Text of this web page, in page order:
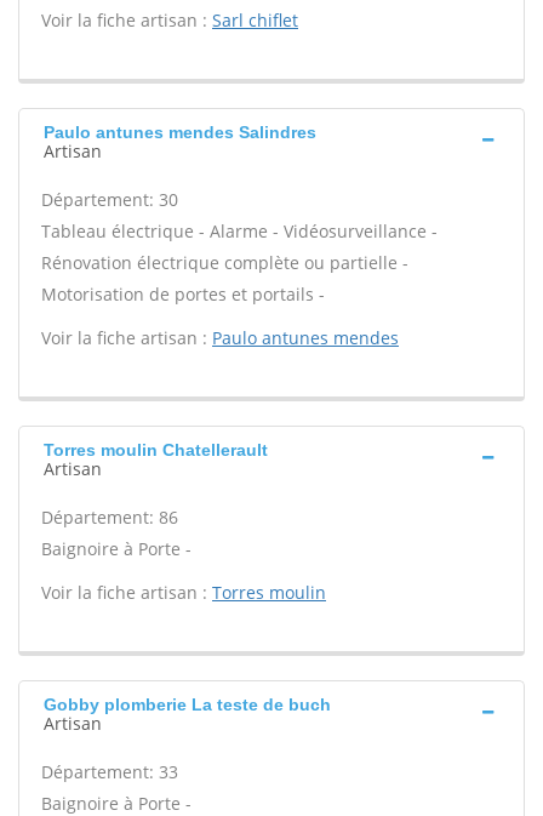
Voir la fiche artisan : Sarl chiflet
Paulo antunes mendes Salindres
Artisan
Département: 30
Tableau électrique - Alarme - Vidéosurveillance -
Rénovation électrique complète ou partielle -
Motorisation de portes et portails -
Voir la fiche artisan : Paulo antunes mendes
Torres moulin Chatellerault
Artisan
Département: 86
Baignoire à Porte -
Voir la fiche artisan : Torres moulin
Gobby plomberie La teste de buch
Artisan
Département: 33
Baignoire à Porte -